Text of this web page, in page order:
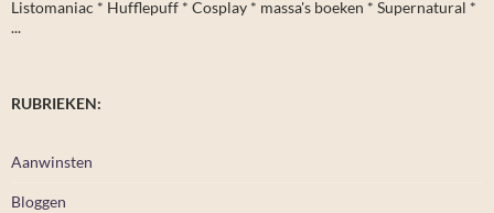
Listomaniac * Hufflepuff * Cosplay * massa's boeken * Supernatural *
...
RUBRIEKEN:
Aanwinsten
Bloggen